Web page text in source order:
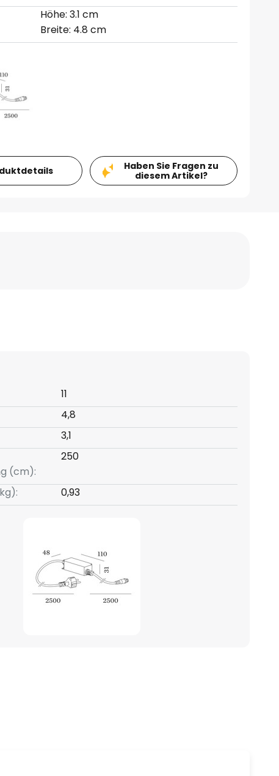
Höhe: 3.1 cm
Breite: 4.8 cm
Haben Sie Fragen zu
diesem Artikel?
11
4,8
3,1
(cm):
250
0,93